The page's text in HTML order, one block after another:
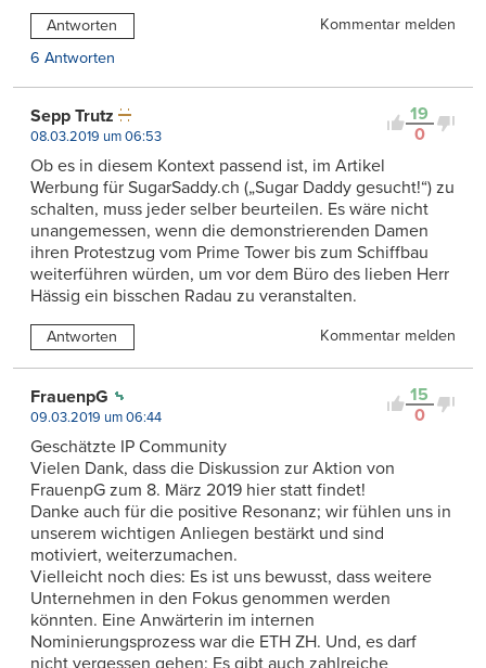
Antworten
Kommentar melden
6 Antworten
19
0
Sepp Trutz
08.03.2019 um 06:53
Ob es in diesem Kontext passend ist, im Artikel
Werbung für SugarSaddy.ch („Sugar Daddy gesucht!“) zu
schalten, muss jeder selber beurteilen. Es wäre nicht
unangemessen, wenn die demonstrierenden Damen
ihren Protestzug vom Prime Tower bis zum Schiffbau
weiterführen würden, um vor dem Büro des lieben Herr
Hässig ein bisschen Radau zu veranstalten.
Antworten Kommentar melden
15
0
FrauenpG
09.03.2019 um 06:44
Geschätzte IP Community
Vielen Dank, dass die Diskussion zur Aktion von
FrauenpG zum 8. März 2019 hier statt findet!
Danke auch für die positive Resonanz; wir fühlen uns in
unserem wichtigen Anliegen bestärkt und sind
motiviert, weiterzumachen.
Vielleicht noch dies: Es ist uns bewusst, dass weitere
Unternehmen in den Fokus genommen werden
könnten. Eine Anwärterin im internen
Nominierungsprozess war die ETH ZH. Und, es darf
nicht vergessen gehen: Es gibt auch zahlreiche